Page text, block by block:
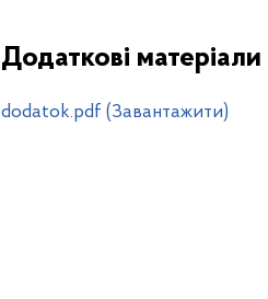
Додаткові матеріали
dodatok.pdf (Завантажити)